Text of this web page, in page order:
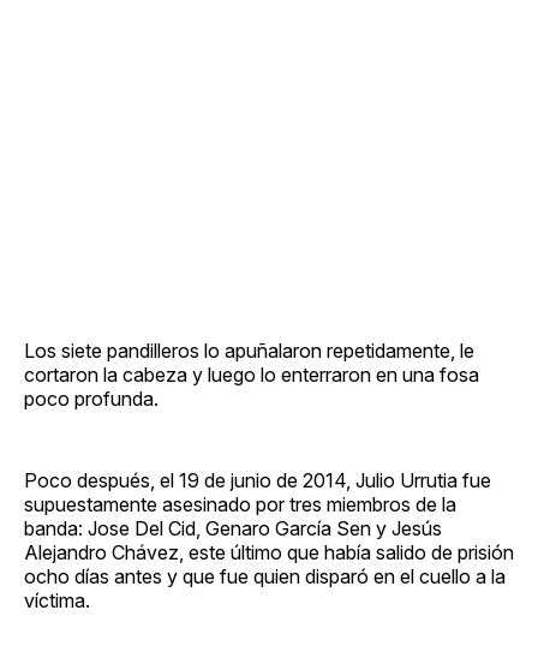
Los siete pandilleros lo apuñalaron repetidamente, le
cortaron la cabeza y luego lo enterraron en una fosa
poco profunda.
Poco después, el 19 de junio de 2014, Julio Urrutia fue
supuestamente asesinado por tres miembros de la
banda: Jose Del Cid, Genaro García Sen y Jesús
Alejandro Chávez, este último que había salido de prisión
ocho días antes y que fue quien disparó en el cuello a la
víctima.